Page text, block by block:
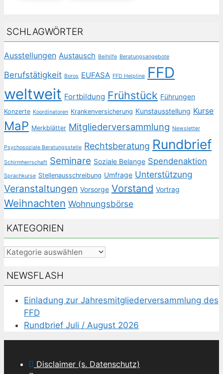
SCHLAGWÖRTER
Ausstellungen Austausch Beihilfe Beratungsangebote
Berufstätigkeit Boros EUFASA FFD Helpline FFD
weltweit Fortbildung Frühstück Führungen
Konzerte Koordinatoren Krankenversicherung Kunstausstellung Kurse
MaP Merkblätter Mitgliederversammlung Newsletter
Psychosoziale Beratungsstelle Rechtsberatung Rundbrief
Schirmherrschaft Seminare Soziale Belange Spendenaktion
Sprachkurse Stellenausschreibung Umfrage Unterstützung
Veranstaltungen Vorsorge Vorstand Vortrag
Weihnachten Wohnungsbörse
KATEGORIEN
Kategorien
NEWSFLASH
Einladung zur Jahresmitgliederversammlung des
FFD
Rundbrief Juli / August 2026
Disclaimer (s. Datenschutz)